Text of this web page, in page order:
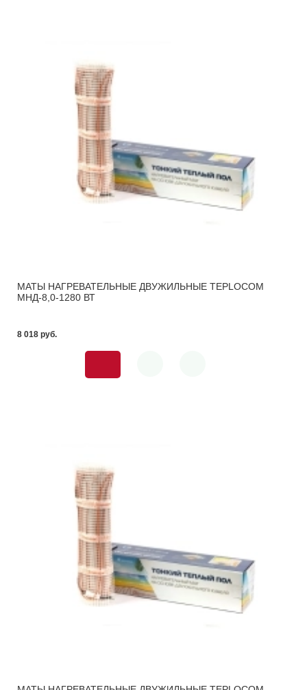
МАТЫ НАГРЕВАТЕЛЬНЫЕ ДВУЖИЛЬНЫЕ TEPLOCOM
МНД-8,0-1280 ВТ
8 018 pуб.